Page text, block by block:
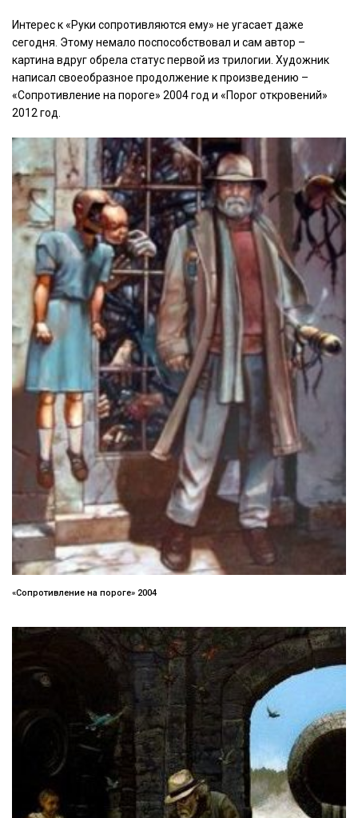
Интерес к «Руки сопротивляются ему» не угасает даже
сегодня. Этому немало поспособствовал и сам автор –
картина вдруг обрела статус первой из трилогии. Художник
написал своеобразное продолжение к произведению –
«Сопротивление на пороге» 2004 год и «Порог откровений»
2012 год.
«Сопротивление на пороге» 2004